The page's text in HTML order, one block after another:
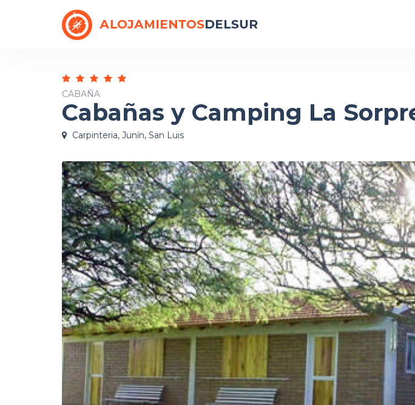
CABAÑA
Cabañas y Camping La
Carpinteria, Junín, San Luis